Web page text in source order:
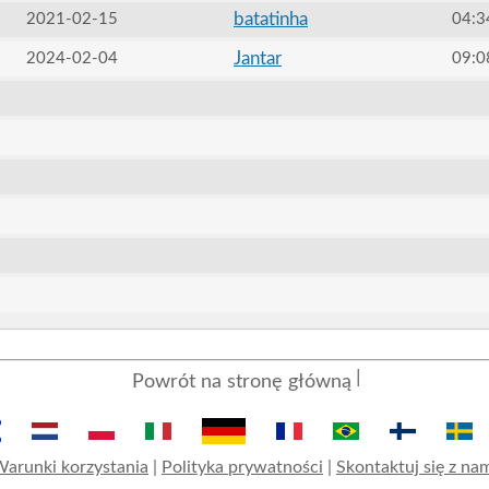
2021-02-15 batatinha
2024-02-04 Jantar
Powrót na stronę główną
korzystania Polityka prywatności Skontaktuj się z